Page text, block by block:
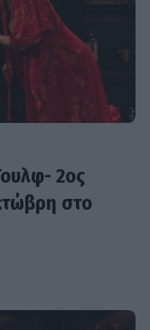
2ος
στο